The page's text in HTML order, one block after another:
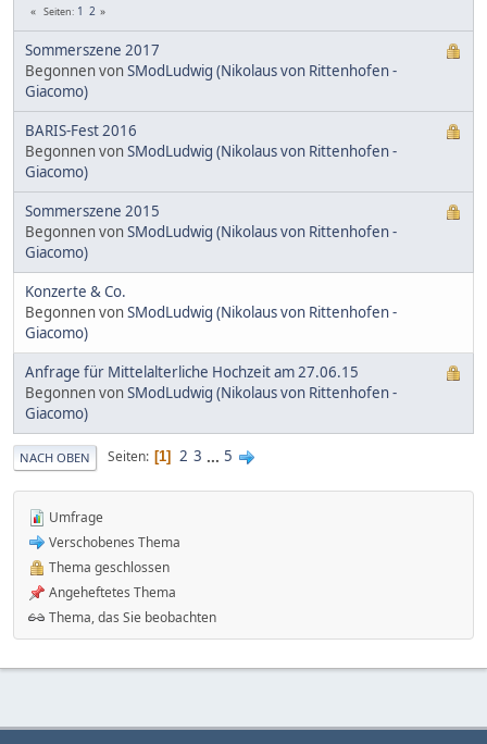
Seiten 1 2
Sommerszene 2017
Begonnen vonSModLudwig (Nikolaus von Rittenhofen -
Giacomo)
BARIS-Fest 2016
Begonnen vonSModLudwig (Nikolaus von Rittenhofen -
Giacomo)
Sommerszene 2015
Begonnen vonSModLudwig (Nikolaus von Rittenhofen -
Giacomo)
Konzerte & Co.
Begonnen vonSModLudwig (Nikolaus von Rittenhofen -
Giacomo)
Anfrage für Mittelalterliche Hochzeit am 27.06.15
Begonnen vonSModLudwig (Nikolaus von Rittenhofen -
Giacomo)
NACH OBEN Seiten 1 2 3 ... 5
Umfrage
Verschobenes Thema
Thema geschlossen
Angeheftetes Thema
Thema, das Sie beobachten